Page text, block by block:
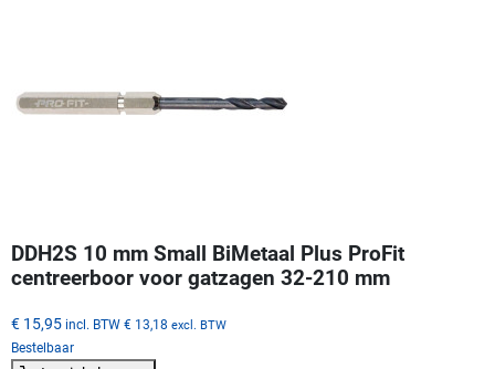
DDH2S 10 mm Small BiMetaal Plus ProFit
centreerboor voor gatzagen 32-210 mm
€ 15,95 incl. BTW € 13,18 excl. BTW
Bestelbaar